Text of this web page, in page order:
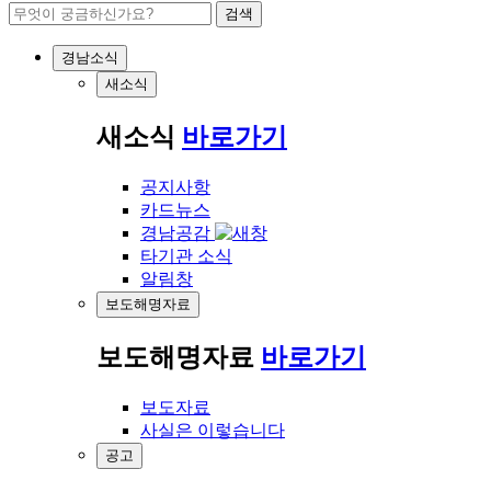
검색
경남소식
새소식
새소식 바로가기
공지사항
카드뉴스
경남공감
타기관 소식
알림창
보도해명자료
보도해명자료 바로가기
보도자료
사실은 이렇습니다
공고